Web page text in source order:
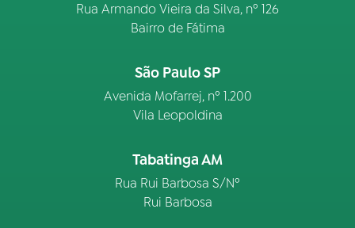
Rua Armando Vieira da Silva, nº 126
Bairro de Fátima
São Paulo SP
Avenida Mofarrej, nº 1.200
Vila Leopoldina
Tabatinga AM
Rua Rui Barbosa S/Nº
Rui Barbosa